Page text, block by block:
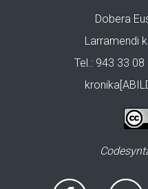
Dobera
Larramendi
Tel.: 943 33 08